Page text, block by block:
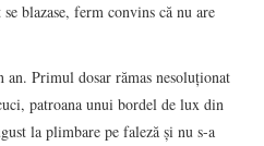
blazase, ferm convins că nu are
Primul dosar rămas nesoluționat
patroana unui bordel de lux din
la plimbare pe faleză și nu s-a